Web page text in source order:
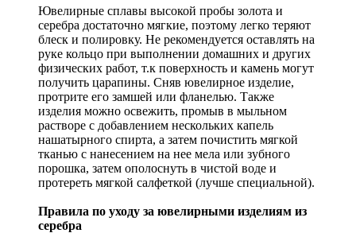
Ювелирные сплавы высокой пробы золота и
серебра достаточно мягкие, поэтому легко теряют
блеск и полировку. Не рекомендуется оставлять на
руке кольцо при выполнении домашних и других
физических работ, т.к поверхность и камень могут
получить царапины. Сняв ювелирное изделие,
протрите его замшей или фланелью. Также
изделия можно освежить, промыв в мыльном
растворе с добавлением нескольких капель
нашатырного спирта, а затем почистить мягкой
тканью с нанесением на нее мела или зубного
порошка, затем ополоснуть в чистой воде и
протереть мягкой салфеткой (лучше специальной).
Правила по уходу за ювелирными изделиям из
серебра